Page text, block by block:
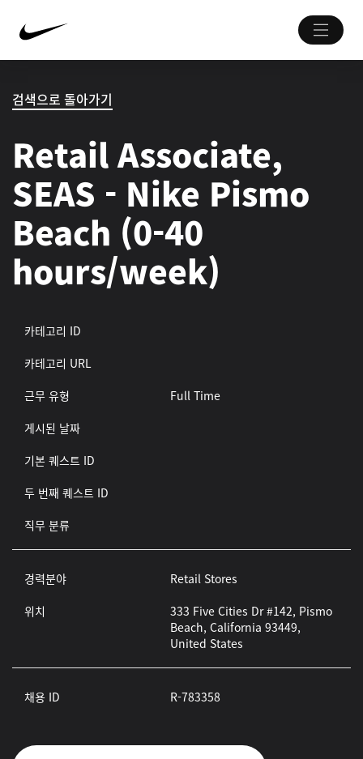
검색으로 돌아가기
Retail Associate,
SEAS - Nike Pismo
Beach (0-40
hours/week)
카테고리 ID
카테고리 URL
근무 유형
Full Time
게시된 날짜
기본 퀘스트 ID
두 번째 퀘스트 ID
직무 분류
경력분야
Retail Stores
위치
333 Five Cities Dr #142, Pismo
Beach, California 93449,
United States
채용 ID R-783358